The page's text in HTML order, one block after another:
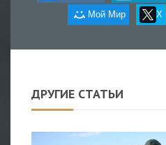
Мой Мир X
ДРУГИЕ СТАТЬИ